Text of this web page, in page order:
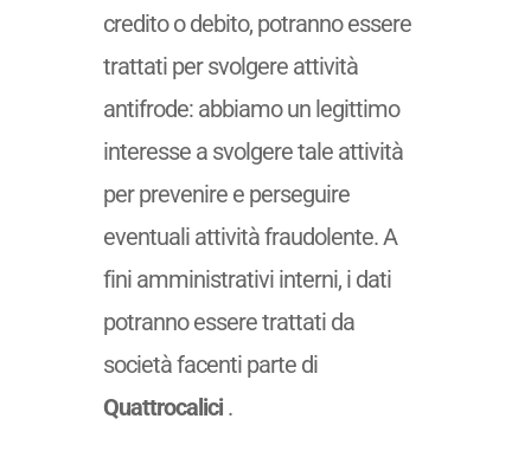
credito o debito, potranno essere
trattati per svolgere attività
antifrode: abbiamo un legittimo
interesse a svolgere tale attività
per prevenire e perseguire
eventuali attività fraudolente. A
fini amministrativi interni, i dati
potranno essere trattati da
società facenti parte di
Quattrocalici.